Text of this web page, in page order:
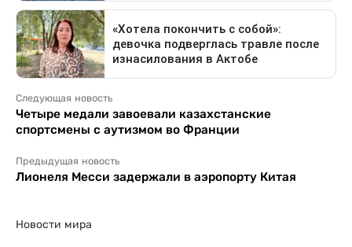
Следующая новость
Четыре медали завоевали казахстанские
спортсмены с аутизмом во Франции
Предыдущая новость
Лионеля Месси задержали в аэропорту Китая
Новости мира